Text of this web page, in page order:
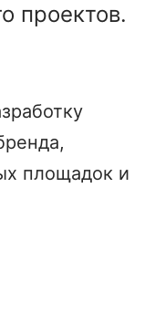
проектов.
площадок и